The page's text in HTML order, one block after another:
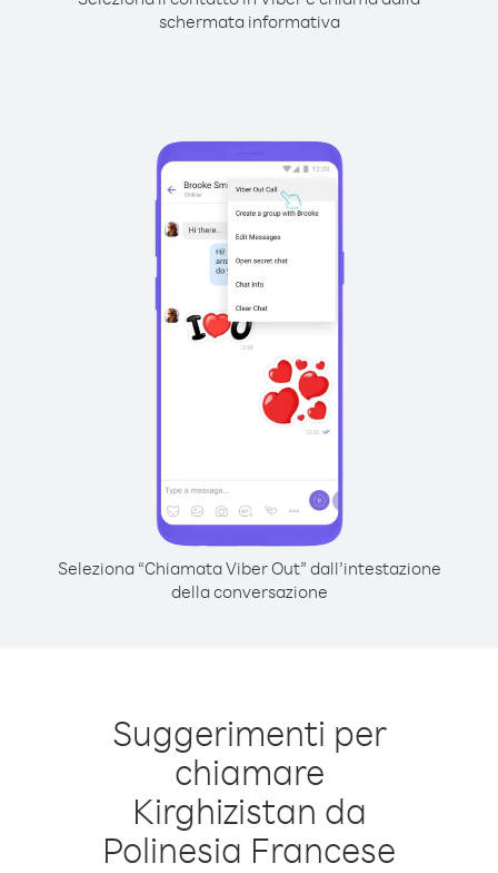
schermata informativa
Seleziona “Chiamata Viber Out” dall’intestazione
della conversazione
Suggerimenti per
chiamare
Kirghizistan da
Polinesia Francese